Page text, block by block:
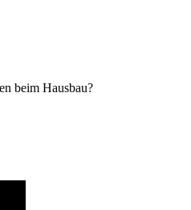
beim Hausbau?